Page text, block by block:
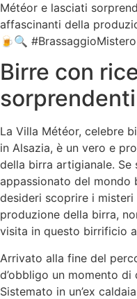
Météor e lasciati
affascinanti della
🍺🔍 #BrassaggioMistero
Birre con
sorprendenti
La Villa Météor, celebre
in Alsazia, è un vero e
della birra artigianale. Se
appassionato del mondo
desideri scoprire i misteri
produzione della birra,
visita in questo birrificio
Arrivato alla fine del
d’obbligo un momento di
Sistemato in un’ex